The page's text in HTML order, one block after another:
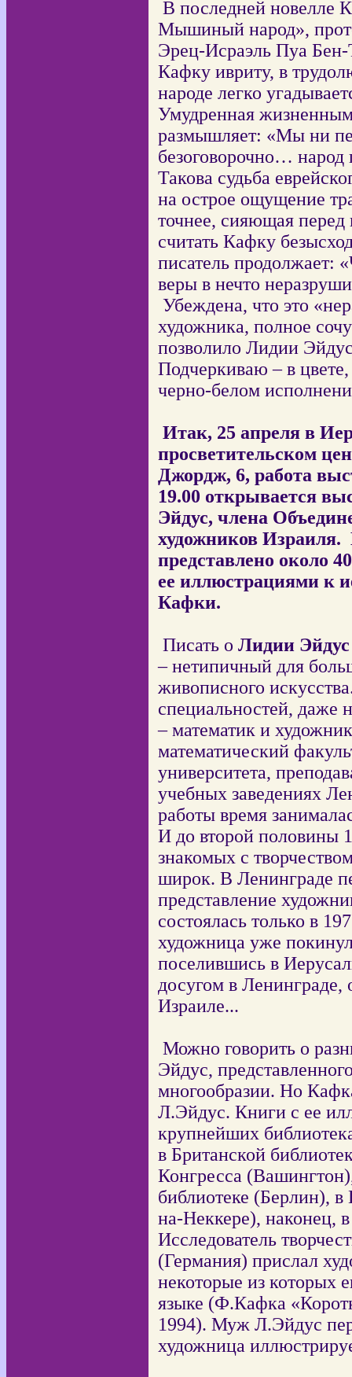
В последней новелле
Мышиный народ»,
Эрец-Исраэль Пуа
Кафку ивриту, в
народе легко
Умудренная
размышляет: «Мы ни
безоговорочно…
Такова судьба
на острое ощущение
точнее, сияющая перед
считать Кафку
писатель продолжает:
веры в нечто
Убеждена, что это
художника, полное
позволило Лидии
Подчеркиваю – в
черно-белом
Итак, 25 апреля в
просветительском
Джордж, 6, работа
19.00 открывается
Эйдус, члена
художников Израиля.
представлено около
ее иллюстрациями к
Кафки.
Писать о Лидии Эйдус
– нетипичный для
живописного
специальностей, даже
– математик и
математический
университета,
учебных заведениях
работы время
И до второй половины
знакомых с
широк. В Ленинграде
представление
состоялась только в
художница уже
поселившись в
досугом в
Израиле...
Можно говорить о
Эйдус,
многообразии. Но
Л.Эйдус. Книги с ее
крупнейших
в Британской
Конгресса
библиотеке (Берлин), в
на-Неккере), наконец,
Исследователь
(Германия) прислал
некоторые из которых
языке (Ф.Кафка
1994). Муж Л.Эйдус
художница